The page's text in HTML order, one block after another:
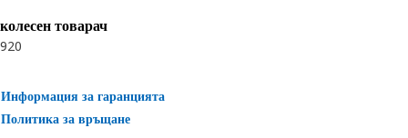
колесен товарач
920
Информация за гаранцията
Политика за връщане